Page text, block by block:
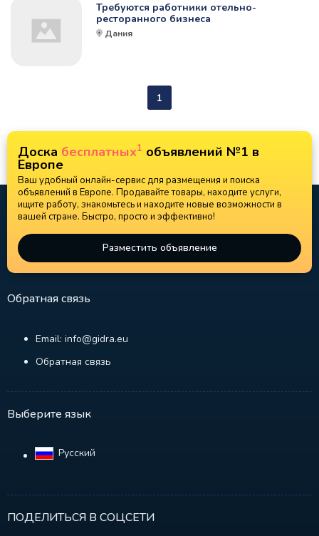
Требуются работники отельно-
ресторанного бизнеса
Дания
1
Доска бесплатных1 объявлений №1 в
Европе
Ваш удобный онлайн-сервис для размещения и поиска
объявлений в Европе. Продавайте товары, находите услуги,
ищите работу, знакомьтесь и находите новые возможности в
вашей стране. Быстро, просто и эффективно!
Разместить объявление
Обратная связь
Email: info@gidra.eu
Обратная связь
Выберите язык
Русский‎
ПОДЕЛИТЬСЯ В СОЦСЕТИ